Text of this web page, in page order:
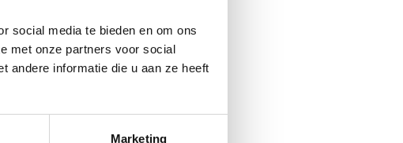
social media te bieden en om ons
met onze partners voor social
andere informatie die u aan ze heeft
Marketing